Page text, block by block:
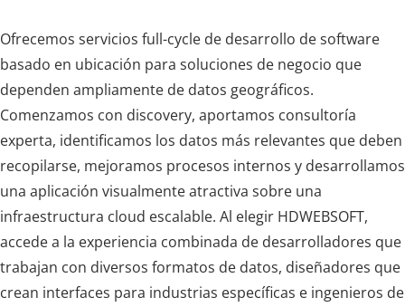
Ofrecemos servicios full-cycle de desarrollo de software
basado en ubicación para soluciones de negocio que
dependen ampliamente de datos geográficos.
Comenzamos con discovery, aportamos consultoría
experta, identificamos los datos más relevantes que deben
recopilarse, mejoramos procesos internos y desarrollamos
una aplicación visualmente atractiva sobre una
infraestructura cloud escalable. Al elegir HDWEBSOFT,
accede a la experiencia combinada de desarrolladores que
trabajan con diversos formatos de datos, diseñadores que
crean interfaces para industrias específicas e ingenieros de